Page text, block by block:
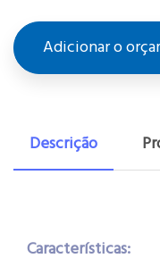
Adicionar o
Descrição
Características: